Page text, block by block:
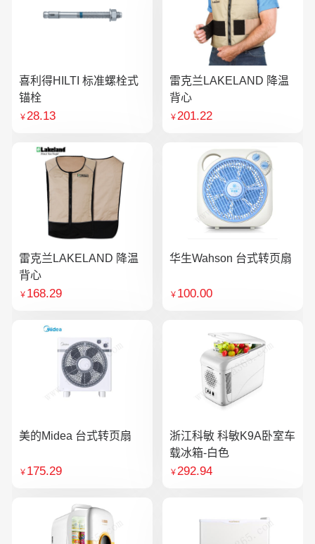
喜利得HILTI 标准螺栓式
锚栓
￥28.13
雷克兰LAKELAND 降温
背心
￥201.22
雷克兰LAKELAND 降温
背心
￥ 168.29
华生Wahson 台式转页扇
￥ 100.00
美的Midea 台式转页扇
￥ 175.29
浙江科敏 科敏K9A卧室车
载冰箱-白色
￥292.94